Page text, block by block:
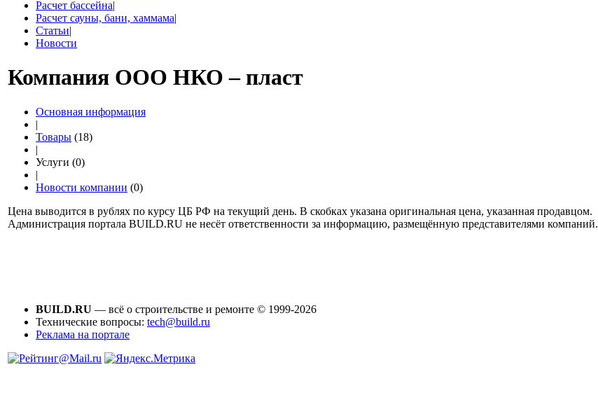
Расчет бассейна|
Расчет сауны, бани, хаммама|
Статьи|
Новости
Компания ООО НКО – пласт
Основная информация
|
Товары (18)
|
Услуги (0)
|
Новости компании (0)
Цена выводится в рублях по курсу ЦБ РФ на текущий день. В скобках указана оригинальная цена, указанная продавцом.
Администрация портала BUILD.RU не несёт ответственности за информацию, размещённую представителями компаний.
BUILD.RU — всё о строительстве и ремонте © 1999-2026
Технические вопросы: tech@build.ru
Реклама на портале